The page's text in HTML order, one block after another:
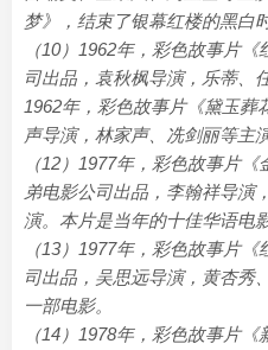
梦》，结束了银幕红楼的黑白时
（10）1962年，彩色故事片
司出品，袁秋枫导演，乐蒂、
1962年，彩色故事片《黛玉
声导演，林家声、冼剑丽等主演
（12）1977年，彩色故事片
弟电影公司出品，李翰祥导演
演。本片是当年的十佳华语电
（13）1977年，彩色故事片
司出品，吴思远导演，黄杏秀
一部电影。
（14）1978年，彩色故事片